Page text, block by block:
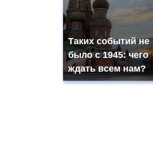
Таких событий не
было с 1945: чего
ждать всем нам?